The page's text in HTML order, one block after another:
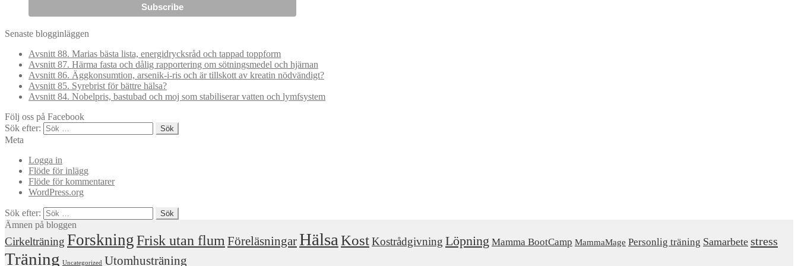
Senaste blogginläggen
Avsnitt 88. Marias bästa lista, energidrycksråd och tappad toppform
Avsnitt 87. Härma fasta och dålig rapportering om sötningsmedel och hjärnan
Avsnitt 86. Äggkonsumtion, arsenik-i-ris och är tillskott av kreatin nödvändigt?
Avsnitt 85. Syrebrist för bättre hälsa?
Avsnitt 84. Nobelpris, bastubad och moj som stabiliserar vatten och lymfsystem
Följ oss på Facebook
Sök efter:
Meta
Logga in
Flöde för inlägg
Flöde för kommentarer
WordPress.org
Sök efter:
Ämnen på bloggen
Cirkelträning ForskningFrisk utan flum FöreläsningarHälsa KostKostrådgivning Löpning Mamma BootCamp MammaMage Personlig träning Samarbete stress
Träning Uncategorized Utomhusträning